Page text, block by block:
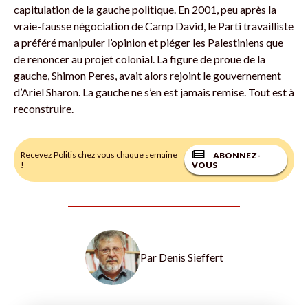
capitulation de la gauche politique. En 2001, peu après la
vraie-fausse négociation de Camp David, le Parti travailliste
a préféré manipuler l’opinion et piéger les Palestiniens que
de renoncer au projet colonial. La figure de proue de la
gauche, Shimon Peres, avait alors rejoint le gouvernement
d’Ariel Sharon. La gauche ne s’en est jamais remise. Tout est à
reconstruire.
Recevez Politis chez vous chaque semaine
!
ABONNEZ-
VOUS
Par Denis Sieffert